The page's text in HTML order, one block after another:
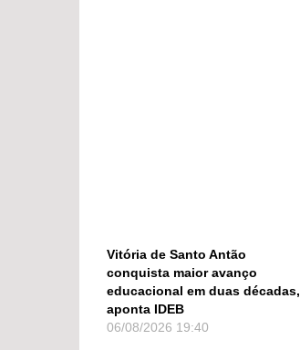
Vitória de Santo Antão
conquista maior avanço
educacional em duas décadas,
aponta IDEB
06/08/2026 19:40